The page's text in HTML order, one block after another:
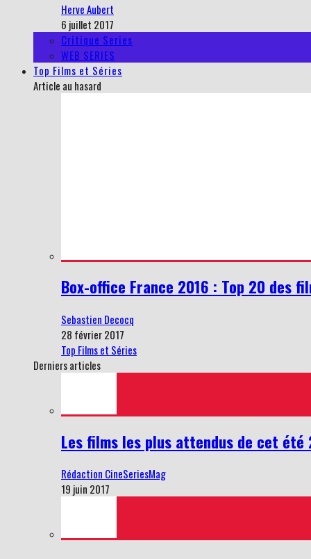
Herve Aubert
6 juillet 2017
Critique Series
WEB SERIES
Top Films et Séries
Article au hasard
Box-office France 2016 : Top 20 des
Sebastien Decocq
28 février 2017
Top Films et Séries
Derniers articles
Les films les plus attendus de cet été
Rédaction CineSeriesMag
19 juin 2017